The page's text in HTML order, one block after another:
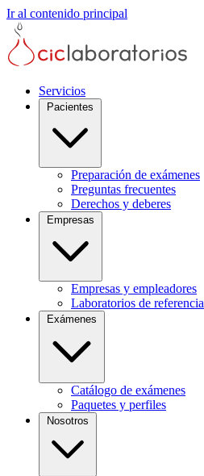
Ir al contenido principal
Servicios
Preparación de exámenes
Preguntas frecuentes
Derechos y deberes
Empresas y empleadores
Laboratorios de referencia
Catálogo de exámenes
Paquetes y perfiles